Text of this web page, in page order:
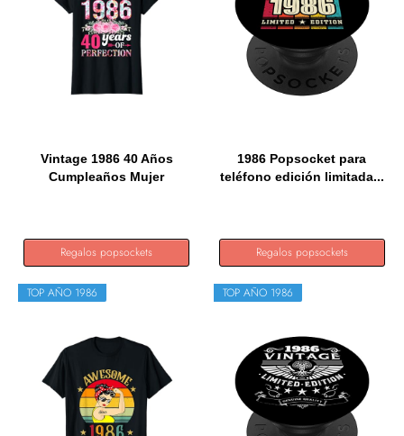
Vintage 1986 40 Años
Cumpleaños Mujer
Regalos popsockets
1986 Popsocket para
teléfono edición limitada...
Regalos popsockets
TOP AÑO 1986 TOP AÑO 1986